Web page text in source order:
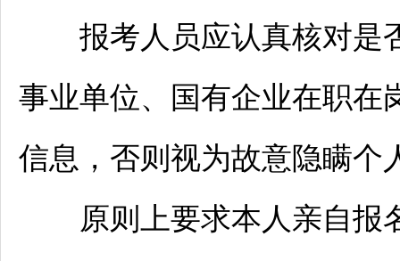
报考人员应认真核对是
事业单位、国有企业在职在
信息，否则视为故意隐瞒个
原则上要求本人亲自报